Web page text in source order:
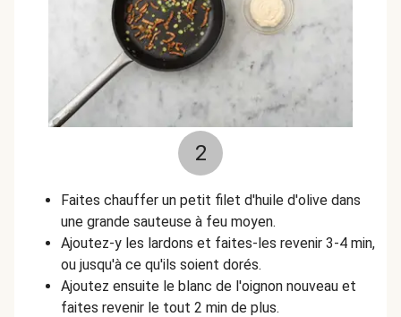
2
Faites chauffer un petit filet d'huile d'olive dans
une grande sauteuse à feu moyen.
Ajoutez-y les lardons et faites-les revenir 3-4 min,
ou jusqu'à ce qu'ils soient dorés.
Ajoutez ensuite le blanc de l'oignon nouveau et
faites revenir le tout 2 min de plus.